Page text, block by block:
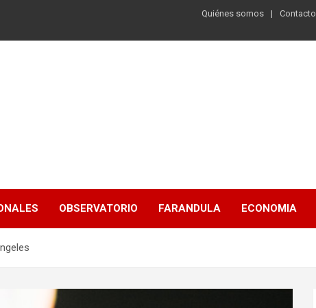
Quiénes somos Contacto
OBSERVATORIO FARANDULA ECONOMIA